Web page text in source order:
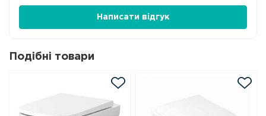
Написати відгук
Подібні товари